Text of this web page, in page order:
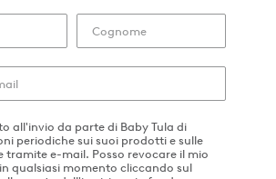
all'invio da parte di Baby Tula di
periodiche sui suoi prodotti e sulle
tramite e-mail. Posso revocare il mio
qualsiasi momento cliccando sul